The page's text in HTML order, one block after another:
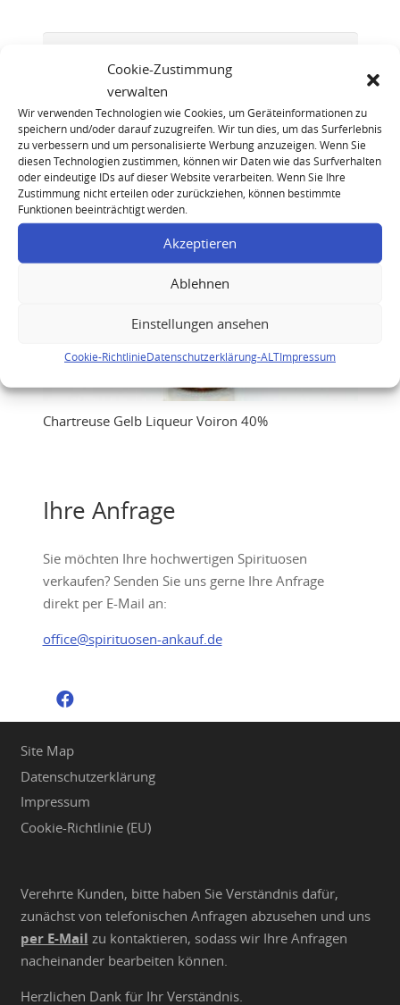
Cookie-Zustimmung
verwalten
Wir verwenden Technologien wie Cookies, um Geräteinformationen zu
speichern und/oder darauf zuzugreifen. Wir tun dies, um das Surferlebnis
zu verbessern und um personalisierte Werbung anzuzeigen. Wenn Sie
diesen Technologien zustimmen, können wir Daten wie das Surfverhalten
oder eindeutige IDs auf dieser Website verarbeiten. Wenn Sie Ihre
Zustimmung nicht erteilen oder zurückziehen, können bestimmte
Funktionen beeinträchtigt werden.
Akzeptieren
Ablehnen
Einstellungen ansehen
Cookie-RichtlinieDatenschutzerklärung-ALTImpressum
Chartreuse Gelb Liqueur Voiron 40%
Ihre Anfrage
Sie möchten Ihre hochwertigen Spirituosen
verkaufen? Senden Sie uns gerne Ihre Anfrage
direkt per E-Mail an:
office@spirituosen-ankauf.de
Site Map
Datenschutzerklärung
Impressum
Cookie-Richtlinie (EU)
Verehrte Kunden, bitte haben Sie Verständnis dafür,
zunächst von telefonischen Anfragen abzusehen und uns
per E-Mail zu kontaktieren, sodass wir Ihre Anfragen
nacheinander bearbeiten können.
Herzlichen Dank für Ihr Verständnis.